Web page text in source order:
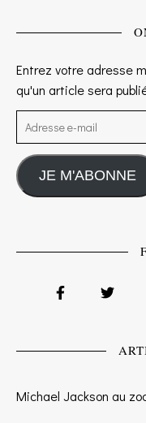
Entrez votre adresse
qu'un article sera
Adresse e-mail
JE M'ABONNE
Michael Jackson au